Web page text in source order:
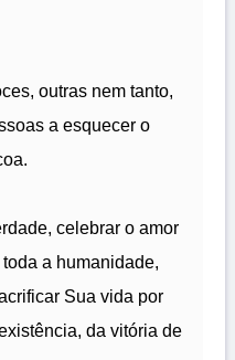
outras nem tanto,
a esquecer o
celebrar o amor
a humanidade,
Sua vida por
da vitória de